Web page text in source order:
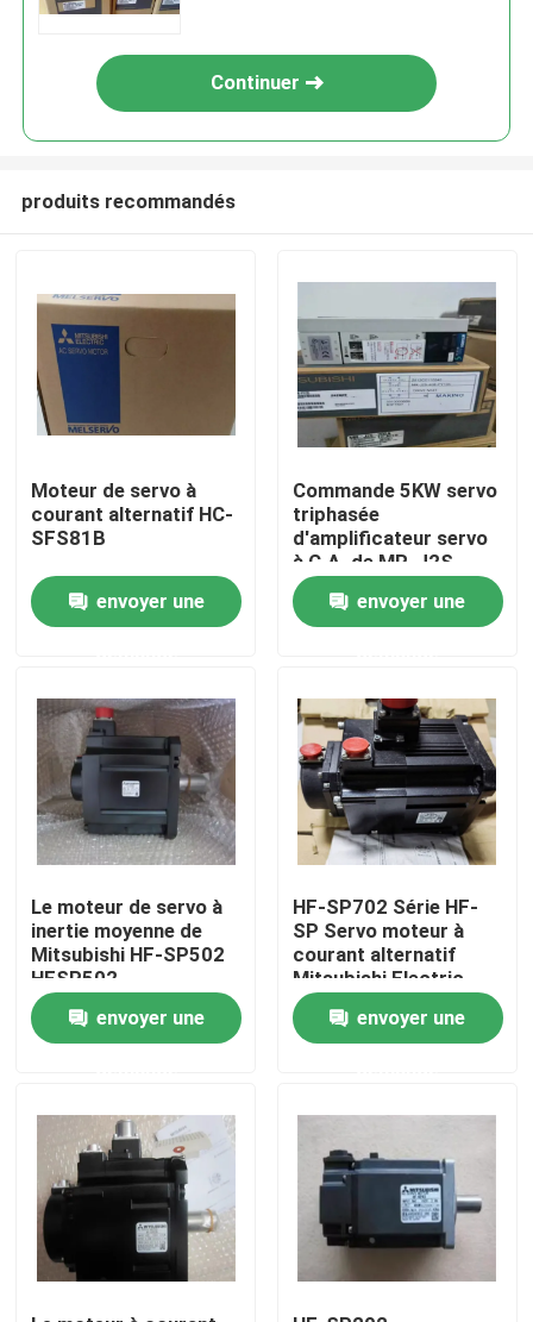
Maison
Produits
Au sujet de nous
Visite d'usine
Contrôle de qualité
Contactez-nous
Servomoteur industriel
Commandes servo industrielles
Continuer
produits recommandés
Moteur de servo à
courant alternatif HC-
SFS81B
envoyer une
Commande 5KW servo
triphasée
d'amplificateur servo
à C.A. de MR-J2S-
40B-PY135 Mitsubishi
envoyer une
Le moteur de servo à
inertie moyenne de
Mitsubishi HF-SP502
HFSP502
envoyer une
HF-SP702 Série HF-
SP Servo moteur à
courant alternatif
Mitsubishi Electric
envoyer une